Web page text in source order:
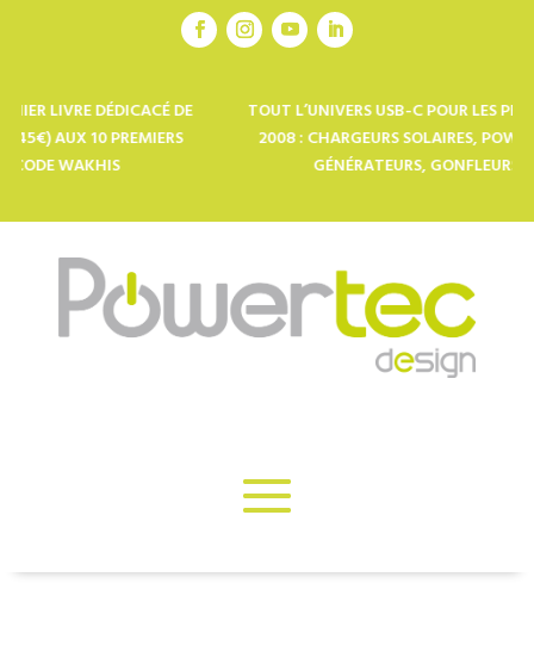
DÉDICACÉ DE
10 PREMIERS
TOUT L’UNIVERS USB-C POUR LES PRO DE
2008 : CHARGEURS SOLAIRES,
GÉNÉRATEURS, GONFLEURS